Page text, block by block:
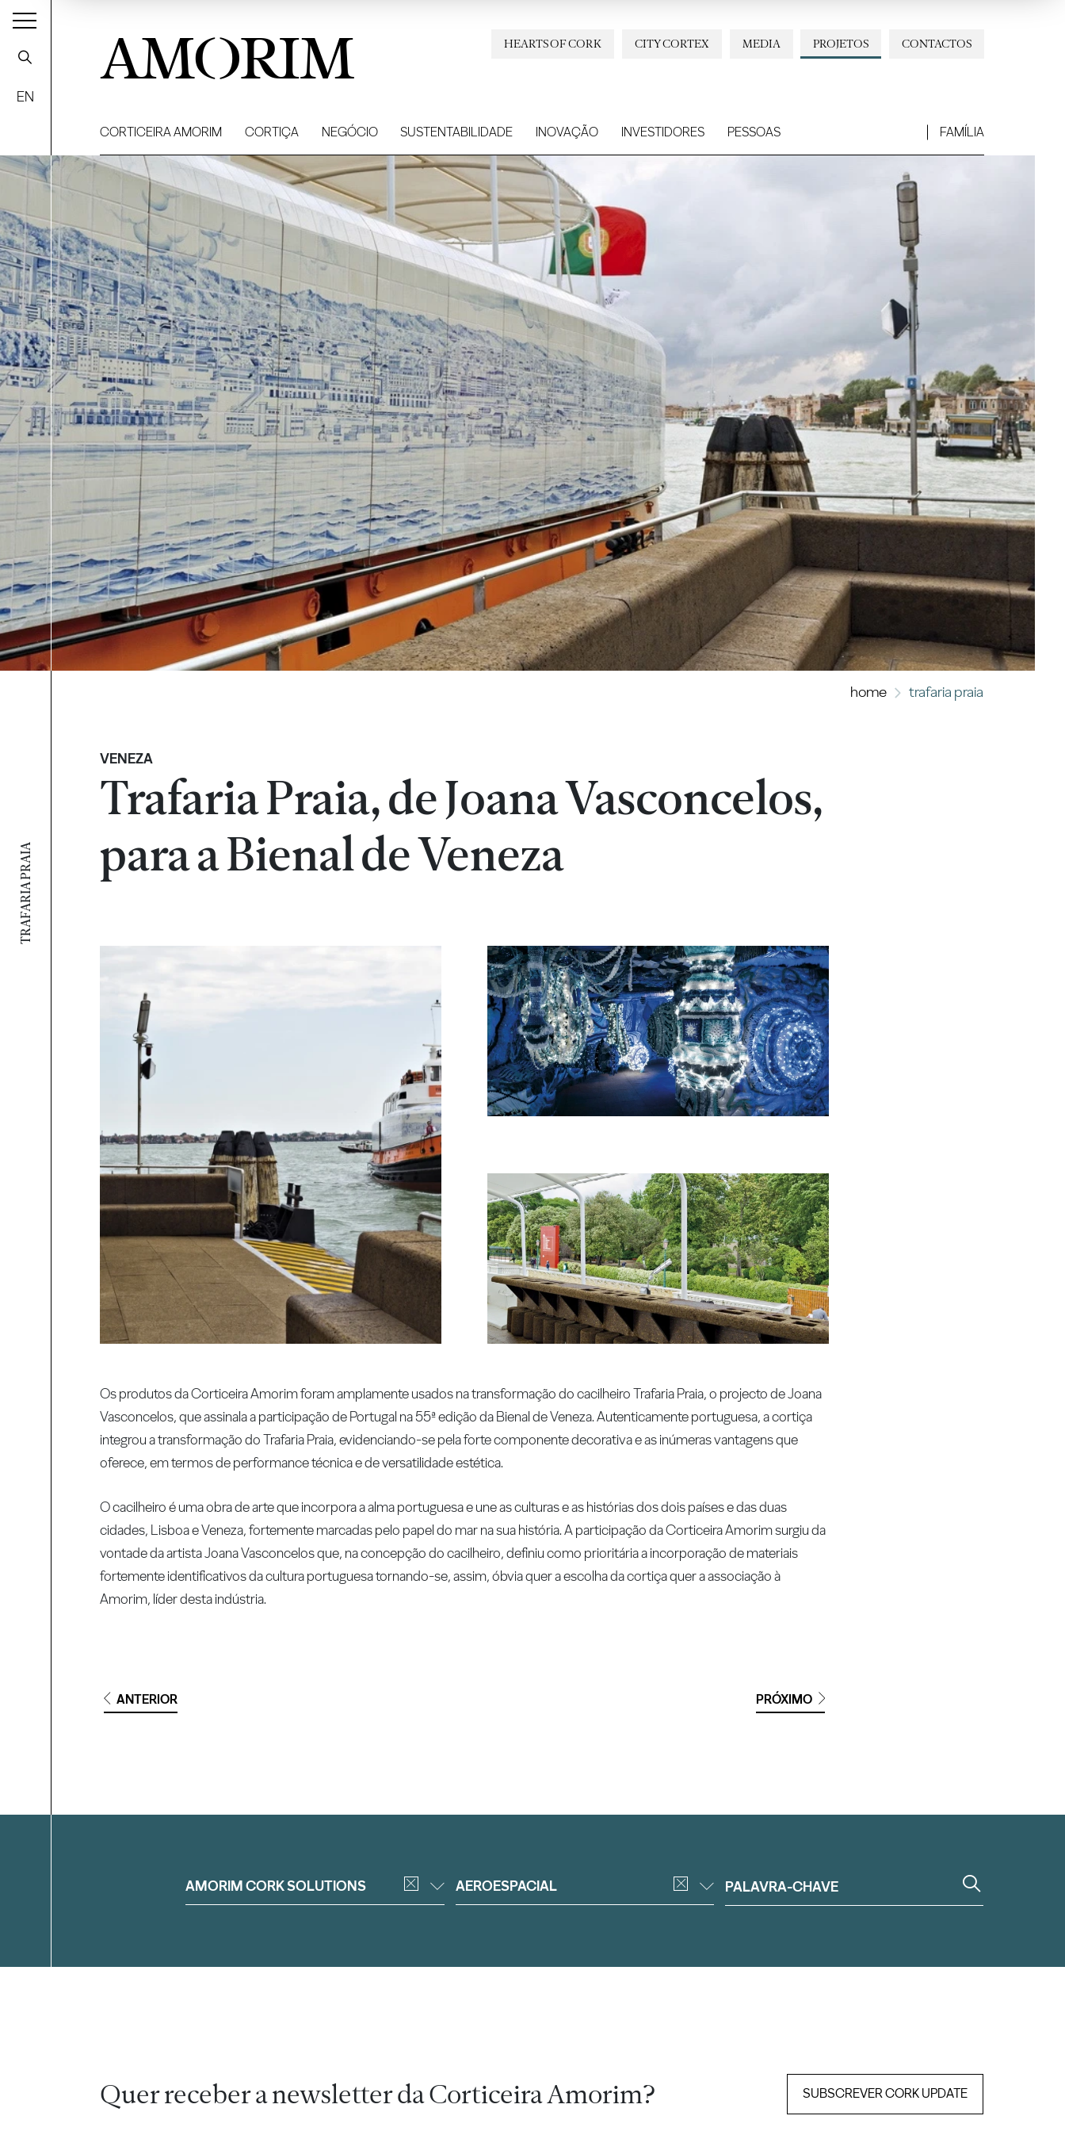
TRAFARIA PRAIA
EN
AMORIM CONTACTOS
PROJETOS
MEDIA
CITY CORTEX
HEARTS OF CORK
CORTICEIRA AMORIM CORTIÇA NEGÓCIO SUSTENTABILIDADE INOVAÇÃO INVESTIDORES PESSOAS FAMÍLIA
home trafaria praia
VENEZA
Trafaria Praia, de Joana Vasconcelos,
para a Bienal de Veneza
Os produtos da Corticeira Amorim foram amplamente usados na transformação do cacilheiro Trafaria Praia, o projecto de Joana
Vasconcelos, que assinala a participação de Portugal na 55ª edição da Bienal de Veneza. Autenticamente portuguesa, a cortiça
integrou a transformação do Trafaria Praia, evidenciando-se pela forte componente decorativa e as inúmeras vantagens que
oferece, em termos de performance técnica e de versatilidade estética.
O cacilheiro é uma obra de arte que incorpora a alma portuguesa e une as culturas e as histórias dos dois países e das duas
cidades, Lisboa e Veneza, fortemente marcadas pelo papel do mar na sua história. A participação da Corticeira Amorim surgiu da
vontade da artista Joana Vasconcelos que, na concepção do cacilheiro, definiu como prioritária a incorporação de materiais
fortemente identificativos da cultura portuguesa tornando-se, assim, óbvia quer a escolha da cortiça quer a associação à
Amorim, líder desta indústria.
ANTERIOR PRÓXIMO
FiltrarAMORIM CORK SOLUTIONS AEROESPACIAL
Quer receber a newsletter da Corticeira Amorim? SUBSCREVER CORK UPDATE